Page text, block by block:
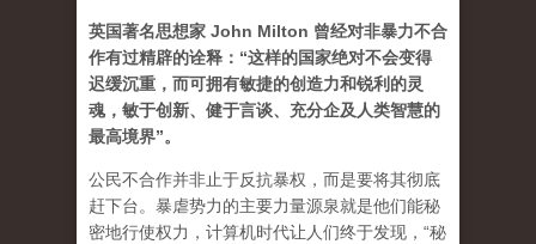
英国著名思想家 John Milton 曾经对非暴力不合
作有过精辟的诠释：“这样的国家绝对不会变得
迟缓沉重，而可拥有敏捷的创造力和锐利的灵
魂，敏于创新、健于言谈、充分企及人类智慧的
最高境界”。
公民不合作并非止于反抗暴权，而是要将其彻底
赶下台。暴虐势力的主要力量源泉就是他们能秘
密地行使权力，计算机时代让人们终于发现，“秘